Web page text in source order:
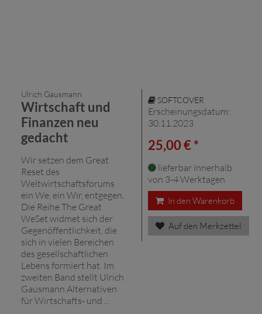
Ulrich Gausmann
Wirtschaft und
Finanzen neu
gedacht
Wir setzen dem Great
Reset des
Weltwirtschaftsforums
ein We, ein Wir, entgegen.
Die Reihe The Great
WeSet widmet sich der
Gegenöffentlichkeit, die
sich in vielen Bereichen
des gesellschaftlichen
Lebens formiert hat. Im
zweiten Band stellt Ulrich
Gausmann Alternativen
für Wirtschafts- und ...
SOFTCOVER
Erscheinungsdatum:
30.11.2023
25,00 € *
lieferbar innerhalb
von 3-4 Werktagen
In den Warenkorb
Auf den Merkzettel